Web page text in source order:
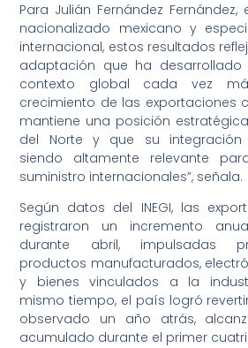
Para Julián Fernández
nacionalizado mexicano y
internacional, estos resultados
adaptación que ha desarrollado
contexto global cada vez
crecimiento de las exportaciones
mantiene una posición
del Norte y que su integración
siendo altamente relevante
suministro internacionales”, señala.
Según datos del INEGI, las
registraron un incremento
durante abril, impulsadas
productos manufacturados,
y bienes vinculados a la
mismo tiempo, el país logró
observado un año atrás,
acumulado durante el primer